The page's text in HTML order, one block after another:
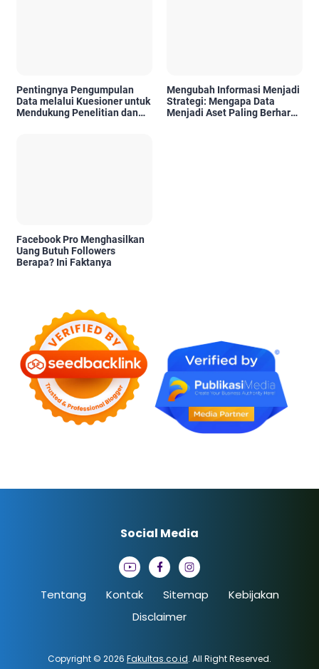
Pentingnya Pengumpulan
Data melalui Kuesioner untuk
Mendukung Penelitian dan
Mengubah Informasi Menjadi
Strategi: Mengapa Data
Menjadi Aset Paling Berharga
Facebook Pro Menghasilkan
Uang Butuh Followers
Berapa? Ini Faktanya
Tentang Kontak Sitemap
Kebijakan
Disclaimer
Copyright © 2026 Fakultas.co.id. All Right Reserved.
Social Media